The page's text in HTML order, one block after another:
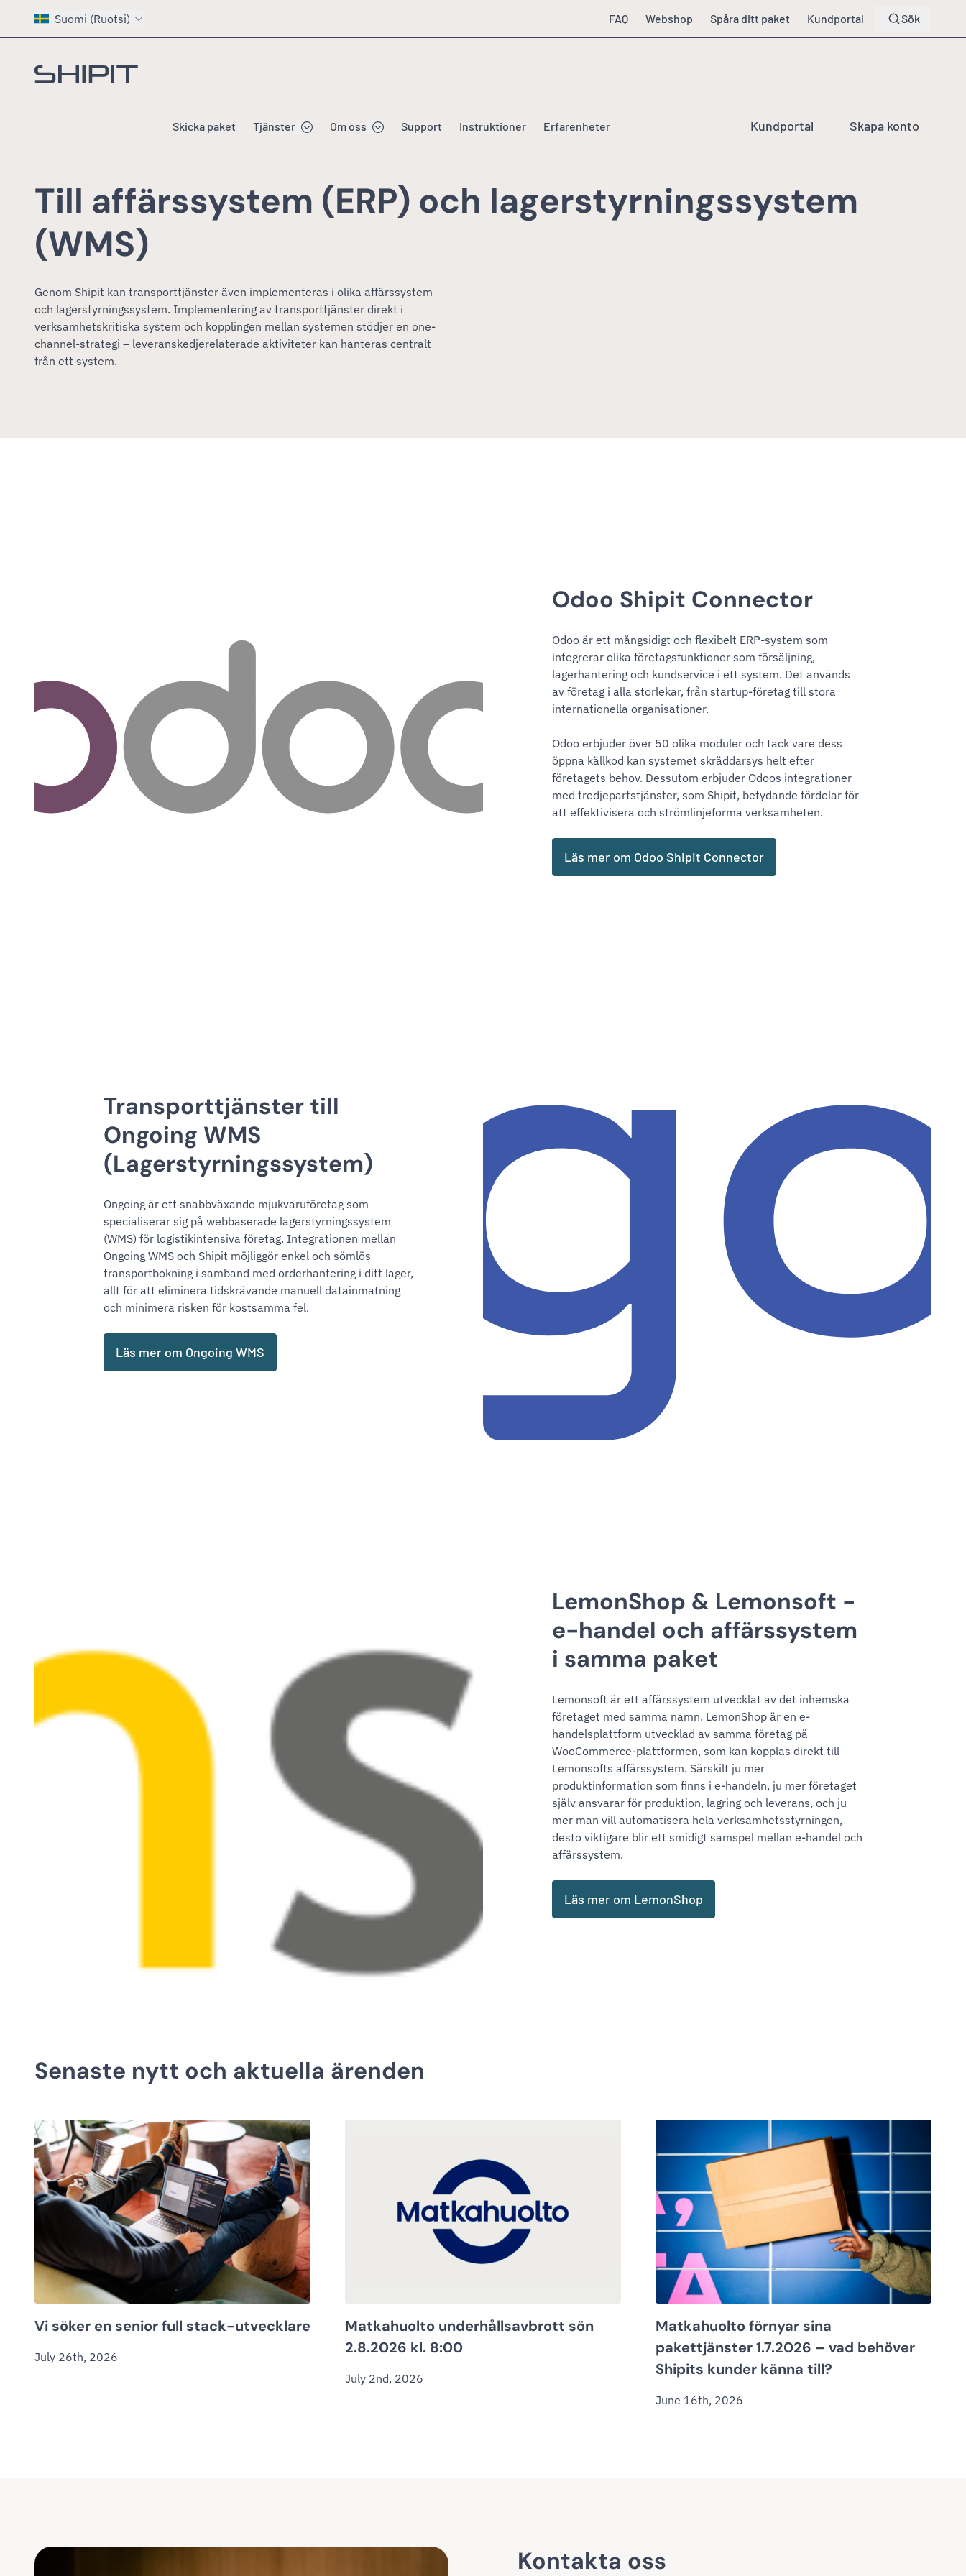
Suomi (Ruotsi) FAQ Webshop Spåra ditt paket Kundportal Sök
Gå till startsidan
Skicka paket Tjänster Om oss Support Instruktioner Erfarenheter Kundportal Skapa konto
Till affärssystem (ERP) och lagerstyrningssystem
(WMS)
Genom Shipit kan transporttjänster även implementeras i olika affärssystem
och lagerstyrningssystem. Implementering av transporttjänster direkt i
verksamhetskritiska system och kopplingen mellan systemen stödjer en one-
channel-strategi – leveranskedjerelaterade aktiviteter kan hanteras centralt
från ett system.
Odoo Shipit Connector
Odoo är ett mångsidigt och flexibelt ERP-system som
integrerar olika företagsfunktioner som försäljning,
lagerhantering och kundservice i ett system. Det används
av företag i alla storlekar, från startup-företag till stora
internationella organisationer.
Odoo erbjuder över 50 olika moduler och tack vare dess
öppna källkod kan systemet skräddarsys helt efter
företagets behov. Dessutom erbjuder Odoos integrationer
med tredjepartstjänster, som Shipit, betydande fördelar för
att effektivisera och strömlinjeforma verksamheten.
Läs mer om Odoo Shipit Connector
Transporttjänster till
Ongoing WMS
(Lagerstyrningssystem)
Ongoing är ett snabbväxande mjukvaruföretag som
specialiserar sig på webbaserade lagerstyrningssystem
(WMS) för logistikintensiva företag. Integrationen mellan
Ongoing WMS och Shipit möjliggör enkel och sömlös
transportbokning i samband med orderhantering i ditt lager,
allt för att eliminera tidskrävande manuell datainmatning
och minimera risken för kostsamma fel.
Läs mer om Ongoing WMS
LemonShop & Lemonsoft -
e-handel och affärssystem
i samma paket
Lemonsoft är ett affärssystem utvecklat av det inhemska
företaget med samma namn. LemonShop är en e-
handelsplattform utvecklad av samma företag på
WooCommerce-plattformen, som kan kopplas direkt till
Lemonsofts affärssystem. Särskilt ju mer
produktinformation som finns i e-handeln, ju mer företaget
själv ansvarar för produktion, lagring och leverans, och ju
mer man vill automatisera hela verksamhetsstyrningen,
desto viktigare blir ett smidigt samspel mellan e-handel och
affärssystem.
Läs mer om LemonShop
Senaste nytt och aktuella ärenden
Vi söker en senior full stack-utvecklare
July 26th, 2026
Matkahuolto underhållsavbrott sön
2.8.2026 kl. 8:00
July 2nd, 2026
Matkahuolto förnyar sina
pakettjänster 1.7.2026 – vad behöver
Shipits kunder känna till?
June 16th, 2026
Kontakta oss